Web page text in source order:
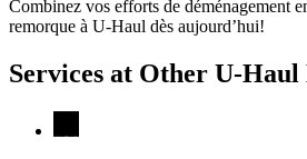
Combinez vos efforts de déménagement
remorque à U-Haul dès aujourd’hui!
Services at Other U-Haul